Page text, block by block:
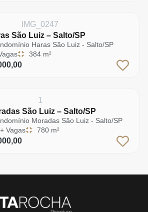
São Luiz – Salto/SP
Haras São Luiz - Salto/SP
384 m²
São Luiz – Salto/SP
Moradas São Luiz - Salto/SP
Vagas 780 m²